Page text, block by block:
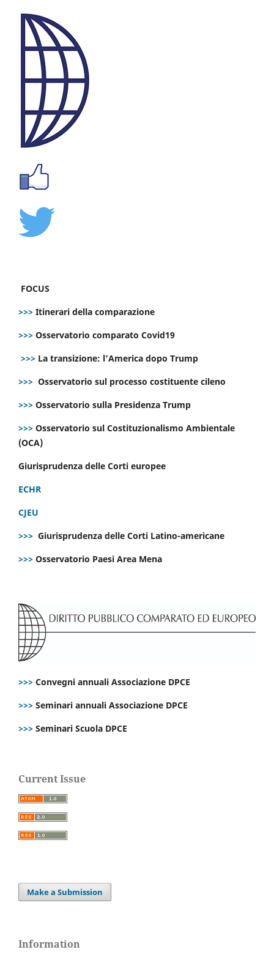
FOCUS
>>> Itinerari della comparazione
>>> Osservatorio comparato Covid19
>>> La transizione: l’America dopo Trump
>>> Osservatorio sul processo costituente cileno
>>> Osservatorio sulla Presidenza Trump
>>> Osservatorio sul Costituzionalismo Ambientale
(OCA)
Giurisprudenza delle Corti europee
ECHR
CJEU
>>> Giurisprudenza delle Corti Latino-americane
>>> Osservatorio Paesi Area Mena
>>> Convegni annuali Associazione DPCE
>>> Seminari annuali Associazione DPCE
>>> Seminari Scuola DPCE
Current Issue
Make a Submission
Information